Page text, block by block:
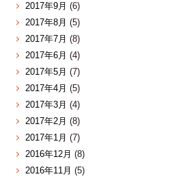
2017年9月 (6)
2017年8月 (5)
2017年7月 (8)
2017年6月 (4)
2017年5月 (7)
2017年4月 (5)
2017年3月 (4)
2017年2月 (8)
2017年1月 (7)
2016年12月 (8)
2016年11月 (5)